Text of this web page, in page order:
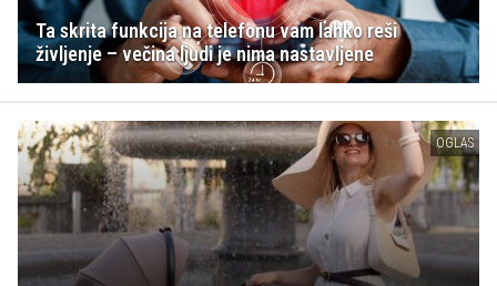
Ta skrita funkcija na telefonu vam lahko reši
življenje – večina ljudi je nima nastavljene
OGLAS